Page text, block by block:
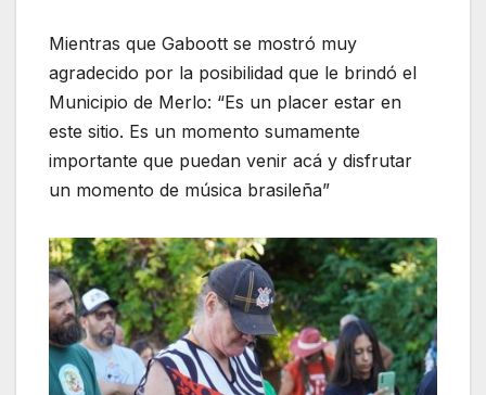
Mientras que Gaboott se mostró muy
agradecido por la posibilidad que le brindó el
Municipio de Merlo: “Es un placer estar en
este sitio. Es un momento sumamente
importante que puedan venir acá y disfrutar
un momento de música brasileña”